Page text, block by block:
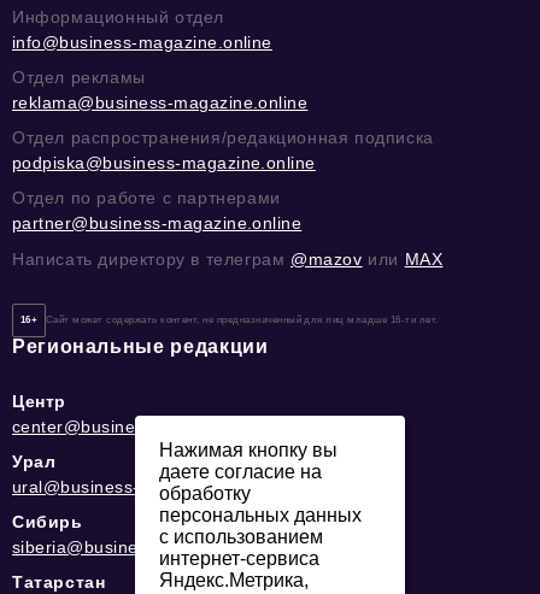
Информационный отдел
info@business-magazine.online
Отдел рекламы
reklama@business-magazine.online
Отдел распространения/редакционная подписка
podpiska@business-magazine.online
Отдел по работе с партнерами
partner@business-magazine.online
Написать директору в телеграм @mazov или MAX
16+ Сайт может содержать контент, не предназначенный для лиц младше 16-ти лет.
Региональные редакции
Центр
center@business-magazine.online
Урал
ural@business-magazine.online
Сибирь
siberia@business-magazine.online
Татарстан
Нажимая кнопку вы
даете согласие на
обработку
персональных данных
с использованием
интернет-сервиса
Яндекс.Метрика,